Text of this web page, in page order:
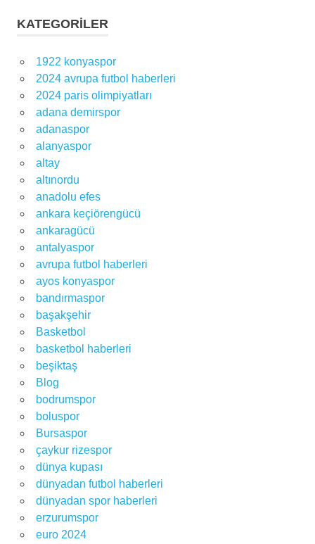
KATEGORILER
1922 konyaspor
2024 avrupa futbol haberleri
2024 paris olimpiyatları
adana demirspor
adanaspor
alanyaspor
altay
altınordu
anadolu efes
ankara keçiörengücü
ankaragücü
antalyaspor
avrupa futbol haberleri
ayos konyaspor
bandırmaspor
başakşehir
Basketbol
basketbol haberleri
beşiktaş
Blog
bodrumspor
boluspor
Bursaspor
çaykur rizespor
dünya kupası
dünyadan futbol haberleri
dünyadan spor haberleri
erzurumspor
euro 2024